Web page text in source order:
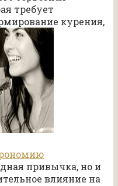
требует
курения,
привычка, но и
влияние на